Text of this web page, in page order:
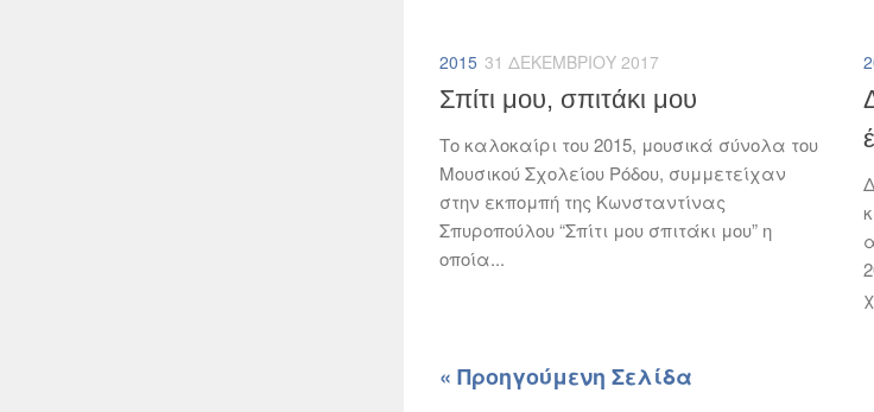
2015 31 ΔΕΚΕΜΒΡΊΟΥ 2017
Σπίτι μου, σπιτάκι μου
Το καλοκαίρι του 2015, μουσικά σύνολα του
Μουσικού Σχολείου Ρόδου, συμμετείχαν
στην εκπομπή της Κωνσταντίνας
Σπυροπούλου “Σπίτι μου σπιτάκι μου” η
οποία...
« Προηγούμενη Σελίδα